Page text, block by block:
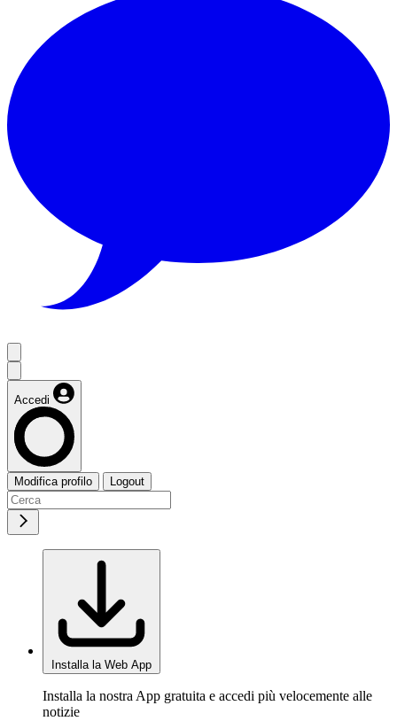
Accedi
Modifica profilo Logout
Installa la Web App
Installa la nostra App gratuita e accedi più velocemente alle
notizie